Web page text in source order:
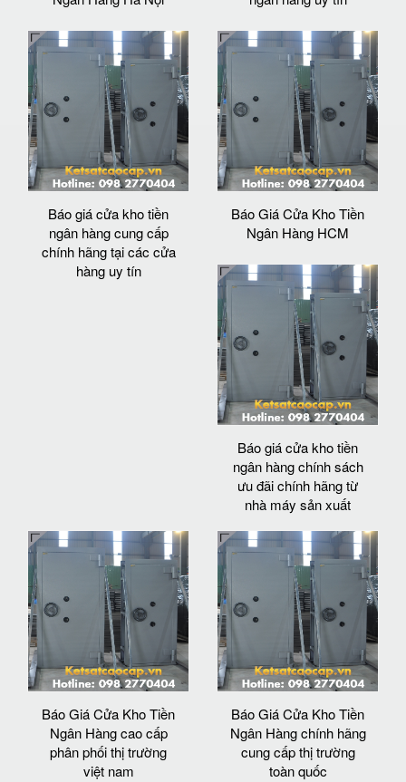
Báo giá cửa kho tiền
ngân hàng cung cấp
chính hãng tại các cửa
hàng uy tín
Báo Giá Cửa Kho Tiền
Ngân Hàng HCM
Báo giá cửa kho tiền
ngân hàng chính sách
ưu đãi chính hãng từ
nhà máy sản xuất
Báo Giá Cửa Kho Tiền
Ngân Hàng cao cấp
phân phối thị trường
việt nam
Báo Giá Cửa Kho Tiền
Ngân Hàng chính hãng
cung cấp thị trường
toàn quốc